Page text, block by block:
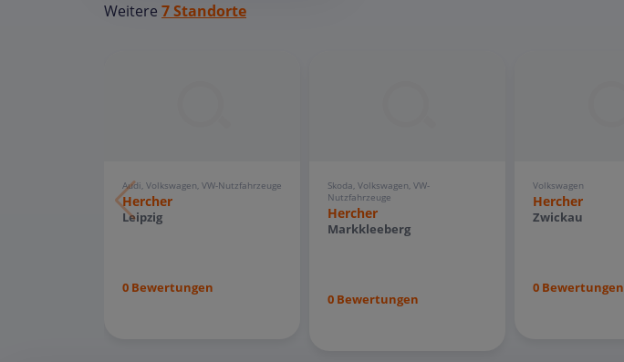
Weitere 7 Standorte
Audi, Volkswagen, VW-Nutzfahrzeuge
Hercher
Leipzig
0 Bewertungen
Skoda, Volkswagen, VW-
Nutzfahrzeuge
Hercher
Markkleeberg
0 Bewertungen
Volkswagen
Hercher
Zwickau
0 Bewertungen